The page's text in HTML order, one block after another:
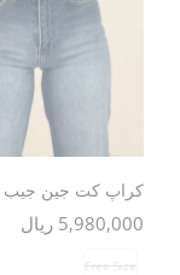
5,980,000 ریال
Free Size